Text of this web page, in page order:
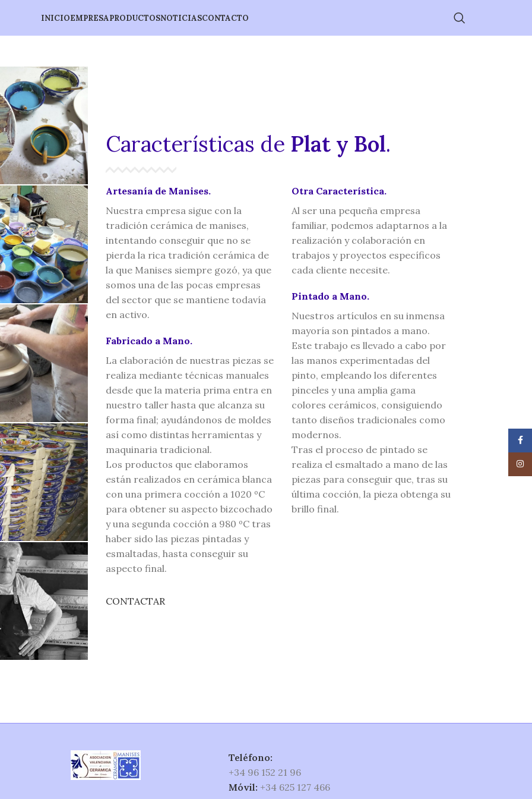
INICIOEMPRESAPRODUCTOSNOTICIASCONTACTO
Características de Plat y Bol.
Artesanía de Manises.
Nuestra empresa sigue con la
tradición cerámica de manises,
intentando conseguir que no se
pierda la rica tradición cerámica de
la que Manises siempre gozó, ya que
somos una de las pocas empresas
del sector que se mantiene todavía
en activo.
Fabricado a Mano.
La elaboración de nuestras piezas se
realiza mediante técnicas manuales
desde que la materia prima entra en
nuestro taller hasta que alcanza su
forma final; ayudándonos de moldes
así como distintas herramientas y
maquinaria tradicional.
Los productos que elaboramos
están realizados en cerámica blanca
con una primera cocción a 1020 ºC
para obtener su aspecto bizcochado
y una segunda cocción a 980 ºC tras
haber sido las piezas pintadas y
esmaltadas, hasta conseguir su
aspecto final.
Otra Característica.
Al ser una pequeña empresa
familiar, podemos adaptarnos a la
realización y colaboración en
trabajos y proyectos específicos
cada cliente necesite.
Pintado a Mano.
Nuestros artículos en su inmensa
mayoría son pintados a mano.
Este trabajo es llevado a cabo por
las manos experimentadas del
pinto, empleando los diferentes
pinceles y una amplia gama
colores cerámicos, consiguiendo
tanto diseños tradicionales como
modernos.
Tras el proceso de pintado se
realiza el esmaltado a mano de las
piezas para conseguir que, tras su
última cocción, la pieza obtenga su
brillo final.
CONTACTAR
Teléfono:
+34 96 152 21 96
Móvil: +34 625 127 466